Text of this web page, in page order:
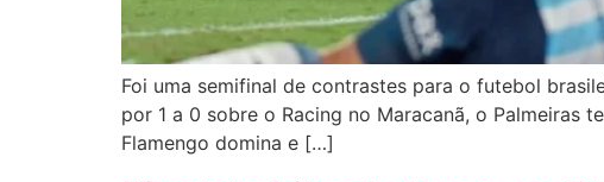
Foi uma semifinal de contrastes para o futebol
por 1 a 0 sobre o Racing no Maracanã, o Palmeiras
Flamengo domina e […]